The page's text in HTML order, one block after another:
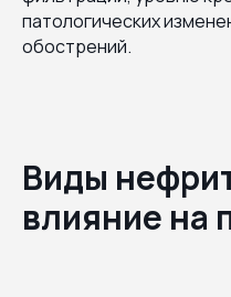
патологических
обострений.
Виды
влияние на